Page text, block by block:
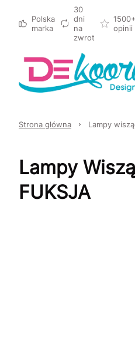
Polska
marka
30
dni
na
zwrot
1500+
opinii
Strona główna Lampy
Lampy
FUKSJA